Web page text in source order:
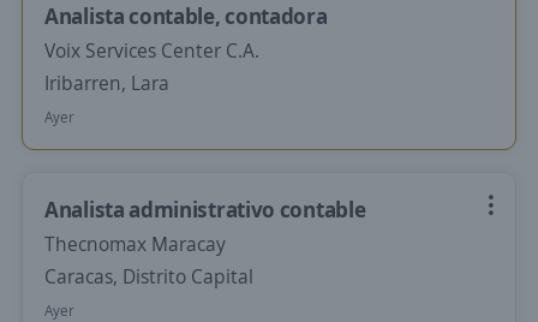
Analista contable, contadora
Voix Services Center C.A.
Iribarren, Lara
Ayer
Analista administrativo contable
Thecnomax Maracay
Caracas, Distrito Capital
Ayer